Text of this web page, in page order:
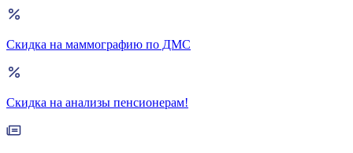
Скидка на маммографию по ДМС
Скидка на анализы пенсионерам!